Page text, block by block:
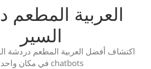
العربية المطعم
السير
اكتشاف أفضل العربية المطعم دردشة
chatbots في مكان واحد!